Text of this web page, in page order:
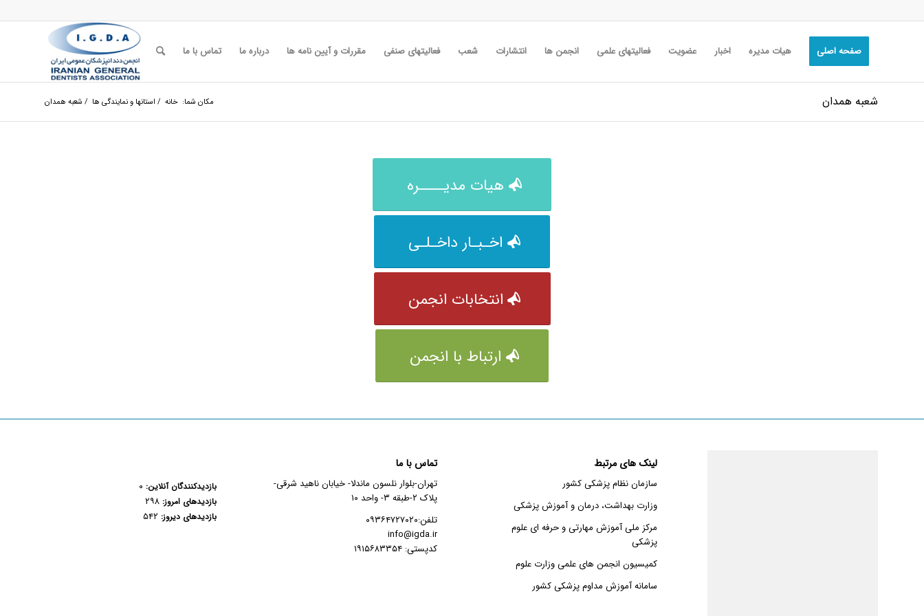
صفحه اصلی هیات مدیره اخبار عضویت فعالیتهای علمی انجمن ها انتشارات شعب فعالیتهای صنفی مقررات و آیین نامه ها درباره ما تماس با ما
شعبه همدان مکان شما: خانه / استانها و نمایندگی ها / شعبه همدان
هیات مدیــــره
اخـبـار داخـلـی
انتخابات انجمن
ارتباط با انجمن
لینک های مرتبط
سازمان نظام پزشکی کشور
وزارت بهداشت، درمان و آموزش پزشکی
مرکز ملی آموزش مهارتی و حرفه ای علوم
پزشکی
کمیسیون انجمن های علمی وزارت علوم
سامانه آموزش مداوم پزشکی کشور
تماس با ما
تهران-بلوار نلسون ماندلا- خیابان ناهید شرقی-
پلاک ۲-طبقه ۳- واحد ۱۰
تلفن:۰۹۳۶۴۷۲۷۰۲۰
info@igda.ir
کدپستی: ۱۹۱۵۶۸۳۳۵۴
بازدیدکنندگان آنلاین: ۰
بازدیدهای امروز: ۲۹۸
بازدیدهای دیروز: ۵۴۲